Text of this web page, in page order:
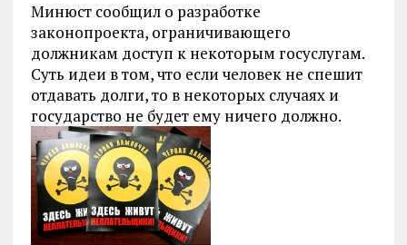
Минюст сообщил о разработке
законопроекта, ограничивающего
должникам доступ к некоторым госуслугам.
Суть идеи в том, что если человек не спешит
отдавать долги, то в некоторых случаях и
государство не будет ему ничего должно.